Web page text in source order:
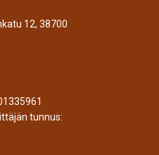
12, 38700
tunnus: